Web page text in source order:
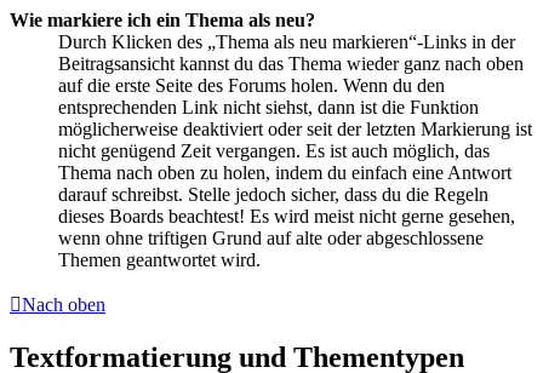
Wie markiere ich ein Thema als neu?
Durch Klicken des „Thema als neu markieren“-Links in der
Beitragsansicht kannst du das Thema wieder ganz nach oben
auf die erste Seite des Forums holen. Wenn du den
entsprechenden Link nicht siehst, dann ist die Funktion
möglicherweise deaktiviert oder seit der letzten Markierung ist
nicht genügend Zeit vergangen. Es ist auch möglich, das
Thema nach oben zu holen, indem du einfach eine Antwort
darauf schreibst. Stelle jedoch sicher, dass du die Regeln
dieses Boards beachtest! Es wird meist nicht gerne gesehen,
wenn ohne triftigen Grund auf alte oder abgeschlossene
Themen geantwortet wird.
Nach oben
Textformatierung und Thementypen